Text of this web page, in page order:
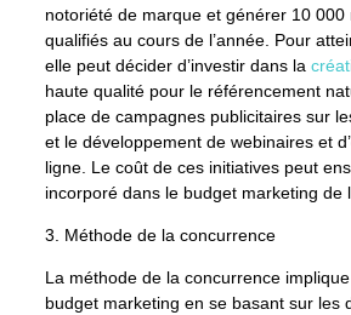
notoriété de marque et générer 10 000
qualifiés au cours de l’année. Pour
elle peut décider d’investir dans la
haute qualité pour le référencement
place de campagnes publicitaires sur
et le développement de webinaires et
ligne. Le coût de ces initiatives peut
incorporé dans le budget marketing de
3. Méthode de la concurrence
La méthode de la concurrence
budget marketing en se basant sur les